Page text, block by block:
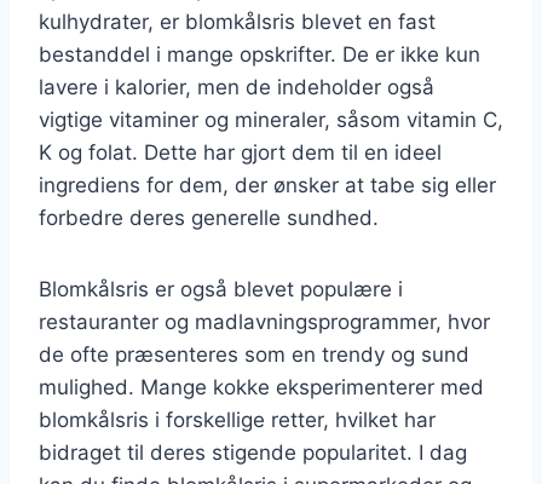
kulhydrater, er blomkålsris blevet en fast
bestanddel i mange opskrifter. De er ikke kun
lavere i kalorier, men de indeholder også
vigtige vitaminer og mineraler, såsom vitamin C,
K og folat. Dette har gjort dem til en ideel
ingrediens for dem, der ønsker at tabe sig eller
forbedre deres generelle sundhed.
Blomkålsris er også blevet populære i
restauranter og madlavningsprogrammer, hvor
de ofte præsenteres som en trendy og sund
mulighed. Mange kokke eksperimenterer med
blomkålsris i forskellige retter, hvilket har
bidraget til deres stigende popularitet. I dag